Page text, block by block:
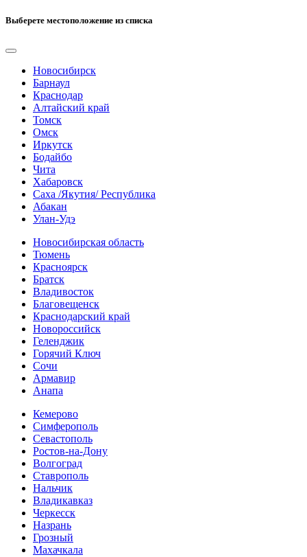
Выберете местоположение из списка
Новосибирск
Барнаул
Краснодар
Алтайский край
Томск
Омск
Иркутск
Бодайбо
Чита
Хабаровск
Саха /Якутия/ Республика
Абакан
Улан-Удэ
Новосибирская область
Тюмень
Красноярск
Братск
Владивосток
Благовещенск
Краснодарский край
Новороссийск
Геленджик
Горячий Ключ
Сочи
Армавир
Анапа
Кемерово
Симферополь
Севастополь
Ростов-на-Дону
Волгоград
Ставрополь
Нальчик
Владикавказ
Черкесск
Назрань
Грозный
Махачкала